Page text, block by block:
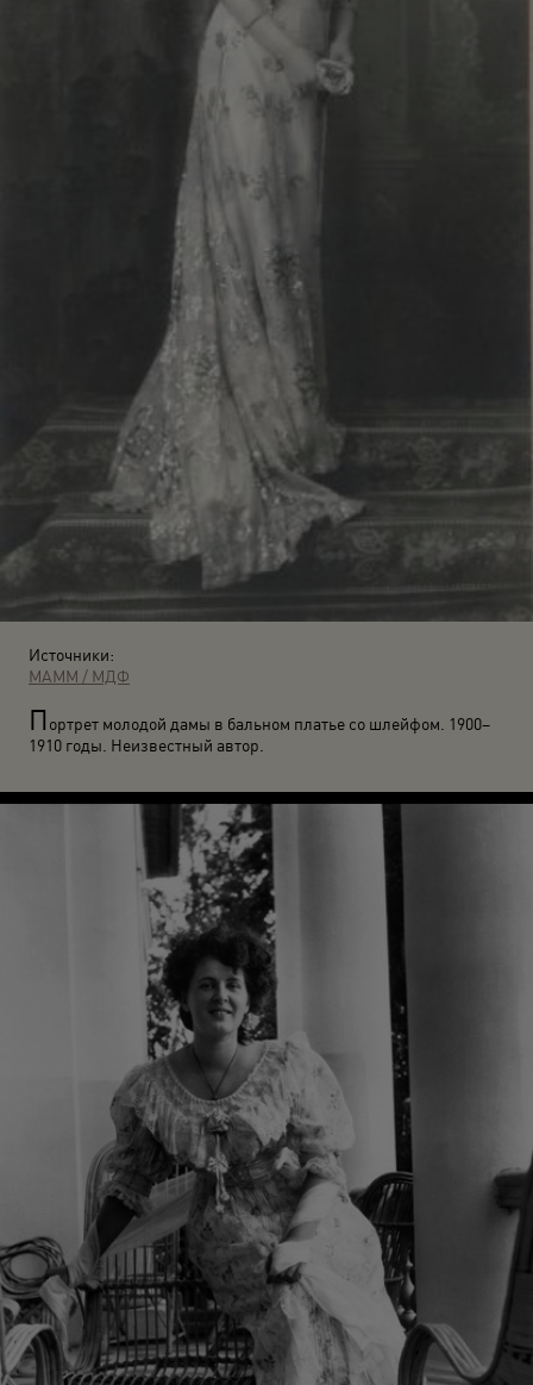
Источники:
МАММ / МДФ
Портрет молодой дамы в бальном платье со шлейфом. 1900–
1910 годы. Неизвестный автор.